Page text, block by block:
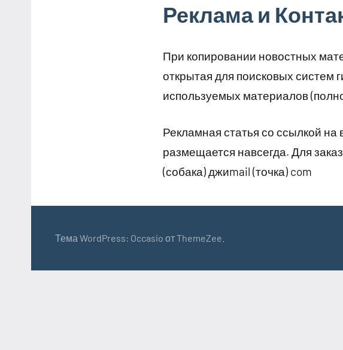
Реклама и
При копировании новостных
открытая для поисковых систем
используемых материалов
Рекламная статья со ссылкой
размещается навсегда. Для
(собака) джиmail (точка) com
Тема WordPress: Occasio от ThemeZee.